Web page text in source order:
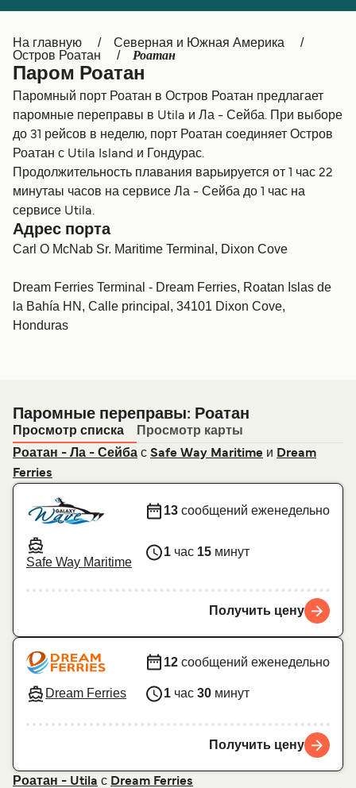
Ελλάδα Belgique (FR)
Polska
Schweiz (DE) Norge
Україна Indonesia
المغرب Maroc (FR)
На главную
Северная и Южная Америка
Остров Роатан
Роатан
Паром Роатан
Паромный порт Роатан в Остров Роатан предлагает
паромные переправы в Utila и Ла - Сейба. При выборе
до 31 рейсов в неделю, порт Роатан соединяет Остров
Роатан с Utila Island и Гондурас.
Продолжительность плавания варьируется от 1 час 22
минутаы часов на сервисе Ла - Сейба до 1 час на
сервисе Utila.
Адрес порта
Carl O McNab Sr. Maritime Terminal, Dixon Cove
Dream Ferries Terminal - Dream Ferries, Roatan Islas de
la Bahía HN, Calle principal, 34101 Dixon Cove,
Honduras
Паромные переправы: Роатан
Просмотр списка
Просмотр карты
Роатан - Ла - Сейба с Safe Way Maritime и Dream
Ferries
Safe Way Maritime
13 сообщений еженедельно
1 час 15 минут
Получить цену
Dream Ferries
12 сообщений еженедельно
1 час 30 минут
Получить цену
Роатан - Utila с Dream Ferries